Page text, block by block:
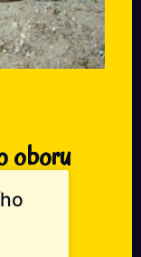
oboru